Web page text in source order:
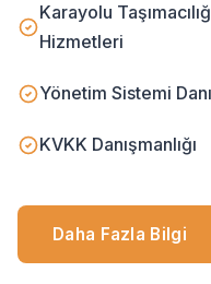
Karayolu
Hizmetleri
Yönetim Sistemi
KVKK Danışmanlığı
Daha Fazla Bilgi